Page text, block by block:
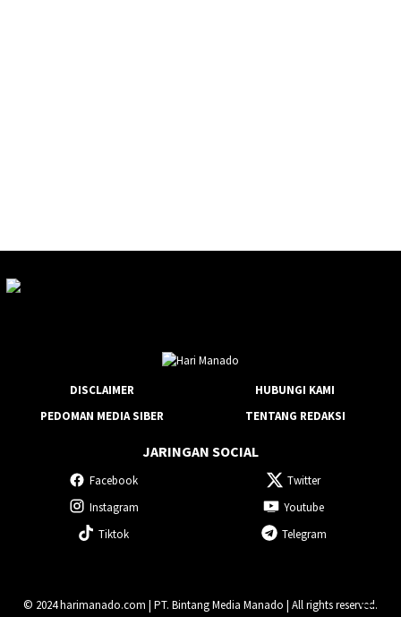
DISCLAIMER
HUBUNGI KAMI
PEDOMAN MEDIA SIBER
TENTANG REDAKSI
JARINGAN SOCIAL
Facebook
Twitter
Instagram
Youtube
Tiktok
Telegram
© 2024 harimanado.com | PT. Bintang Media Manado | All rights reserved.